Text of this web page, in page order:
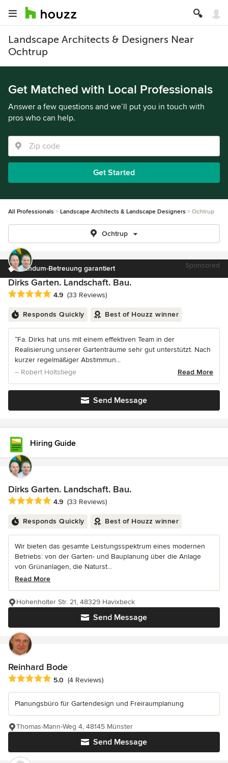
Landscape Architects & Designers Near
Ochtrup
Get Matched with Local Professionals
Answer a few questions and we’ll put you in touch with
pros who can help.
Get Started
All Professionals Landscape Architects & Landscape Designers Ochtrup
Ochtrup
Rundum-Betreuung garantiert Sponsored
Dirks Garten. Landschaft. Bau.
Average rating: 4.9 out of 5 stars
4.9 (33 Reviews)
Responds Quickly Best of Houzz winner
“Fa. Dirks hat uns mit einem effektiven Team in der
Realisierung unserer Gartenträume sehr gut unterstützt. Nach
kurzer regelmäßiger Abstimmun...
– Robert Holtstiege
Read More
Send Message
Hiring Guide
Dirks Garten. Landschaft. Bau.
Average rating: 4.9 out of 5 stars
4.9 (33 Reviews)
Responds Quickly Best of Houzz winner
Wir bieten das gesamte Leistungsspektrum eines modernen
Betriebs: von der Garten- und Bauplanung über die Anlage
von Grünanlagen, die Naturst...
Read More
Send Message
Hohenholter Str. 21, 48329 Havixbeck
Reinhard Bode
Average rating: 5 out of 5 stars
5.0 (4 Reviews)
Planungsbüro für Gartendesign und Freiraumplanung
Send Message
Thomas-Mann-Weg 4, 48145 Münster